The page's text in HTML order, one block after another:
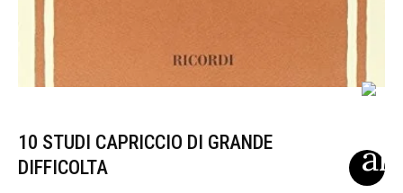
10 STUDI CAPRICCIO DI GRANDE
DIFFICOLTA